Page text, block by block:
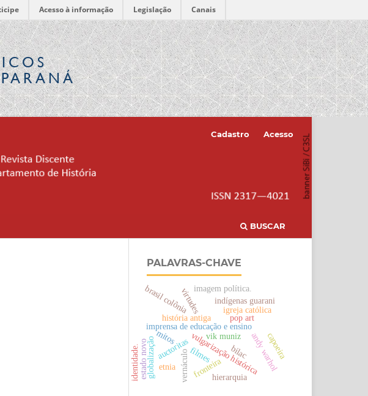
Acesso à informação Legislação Canais
BUSCAR
Cadastro Acesso
PALAVRAS-CHAVE
imprensa de educação e ensino
andy warhol
história antiga
vulgarização histórica
bilac
auctoritas
virtudesimagem política.
vik muniz
pop art
vernáculofilmes
mitos
globalização
igreja católica
brasil colônia
fronteira
etnia
capoeira
indígenas guarani
hierarquia
estado novo
identidade.